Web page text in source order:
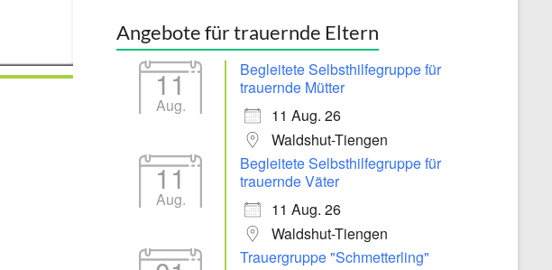
Angebote für trauernde Eltern
11
Aug.
Begleitete Selbsthilfegruppe für
trauernde Mütter
11 Aug. 26
Waldshut-Tiengen
11
Aug.
Begleitete Selbsthilfegruppe für
trauernde Väter
11 Aug. 26
Waldshut-Tiengen
Trauergruppe "Schmetterling"